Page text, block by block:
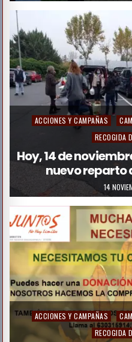
n
P
s
d
i
n
ACCIONES Y CAMPAÑAS
RECOGIDA
Hoy, 14 de
nuevo reparto
14
P
o
ACCIONES Y CAMPAÑAS
RECOGIDA